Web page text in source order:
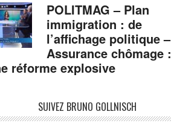
POLITMAG – Plan
immigration : de
l’affichage politique –
Assurance chômage :
réforme explosive
SUIVEZ BRUNO GOLLNISCH